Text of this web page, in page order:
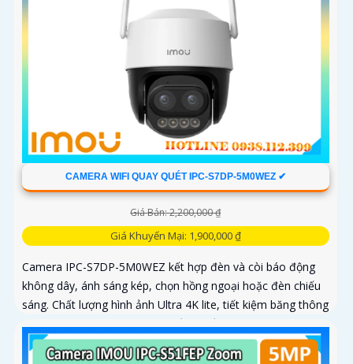
CAMERA WIFI QUAY QUÉT IPC-S7DP-5M0WEZ ✔
Giá Bán: 2,200,000 ₫
Giá Khuyến Mại: 1,900,000 ₫
Camera IPC-S7DP-5M0WEZ kết hợp đèn và còi báo động
không dây, ánh sáng kép, chọn hồng ngoại hoặc đèn chiếu
sáng. Chất lượng hình ảnh Ultra 4K lite, tiết kiệm băng thông
và chi phí, giám sát ban đêm tốt với hồng ngoại 50m